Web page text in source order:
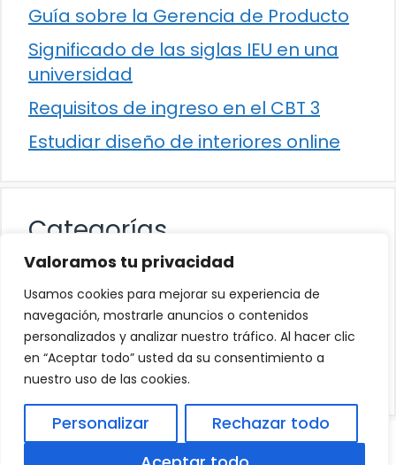
Valoramos tu privacidad
Usamos cookies para mejorar su experiencia de
navegación, mostrarle anuncios o contenidos
personalizados y analizar nuestro tráfico. Al hacer clic
en “Aceptar todo” usted da su consentimiento a
nuestro uso de las cookies.
Personalizar
Rechazar todo
Guía sobre la Gerencia de Producto
Significado de las siglas IEU en una
universidad
Requisitos de ingreso en el CBT 3
Estudiar diseño de interiores online
Categorías
Cultura
Educación
Eventos
Trabajo
Política de Privacidad Aviso Legal|